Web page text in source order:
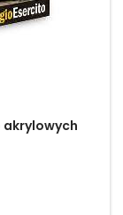
akrylowych